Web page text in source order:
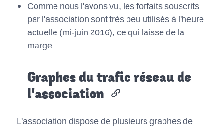
Comme nous l'avons vu, les forfaits souscrits
par l'association sont très peu utilisés à l'heure
actuelle (mi-juin 2016), ce qui laisse de la
marge.
Graphes du trafic réseau de
l'association
L'association dispose de plusieurs graphes de